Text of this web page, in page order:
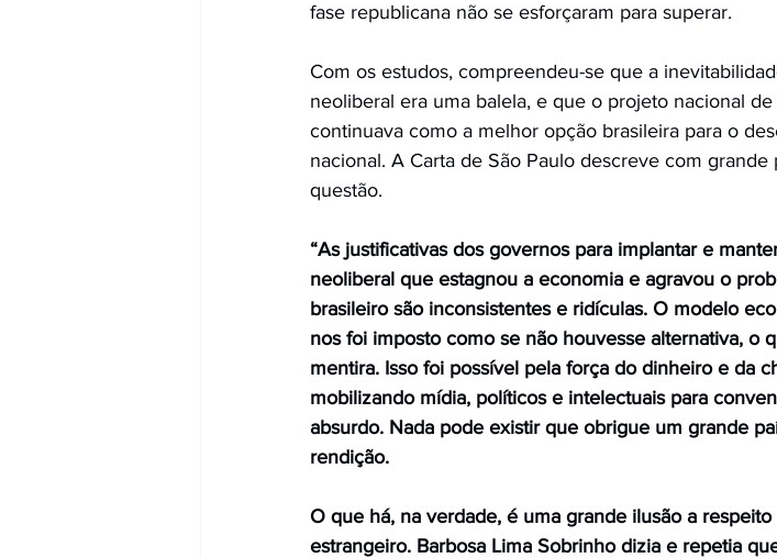
fase republicana não se esforçaram para superar.
Com os estudos, compreendeu-se que a
neoliberal era uma balela, e que o projeto nacional
continuava como a melhor opção brasileira para o
nacional. A Carta de São Paulo descreve com grande
questão.
“As justificativas dos governos para implantar e
neoliberal que estagnou a economia e agravou o
brasileiro são inconsistentes e ridículas. O modelo
nos foi imposto como se não houvesse alternativa, o
mentira. Isso foi possível pela força do dinheiro e da
mobilizando mídia, políticos e intelectuais para
absurdo. Nada pode existir que obrigue um grande
rendição.
O que há, na verdade, é uma grande ilusão a
estrangeiro. Barbosa Lima Sobrinho dizia e repetia